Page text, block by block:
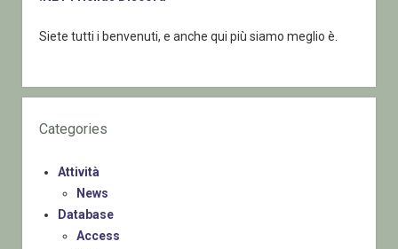
Siete tutti i benvenuti, e anche qui più siamo meglio è.
Categories
Attività
News
Database
Access